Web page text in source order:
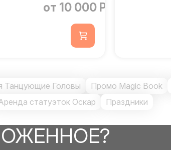
от 10 000 Р
Танцующие Головы Промо Magic Book
статуэток Оскар Праздники